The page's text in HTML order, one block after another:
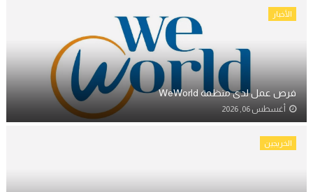
الأخبار
فرص عمل لدى منظمة WeWorld
أغسطس 06, 2026
الخريجين